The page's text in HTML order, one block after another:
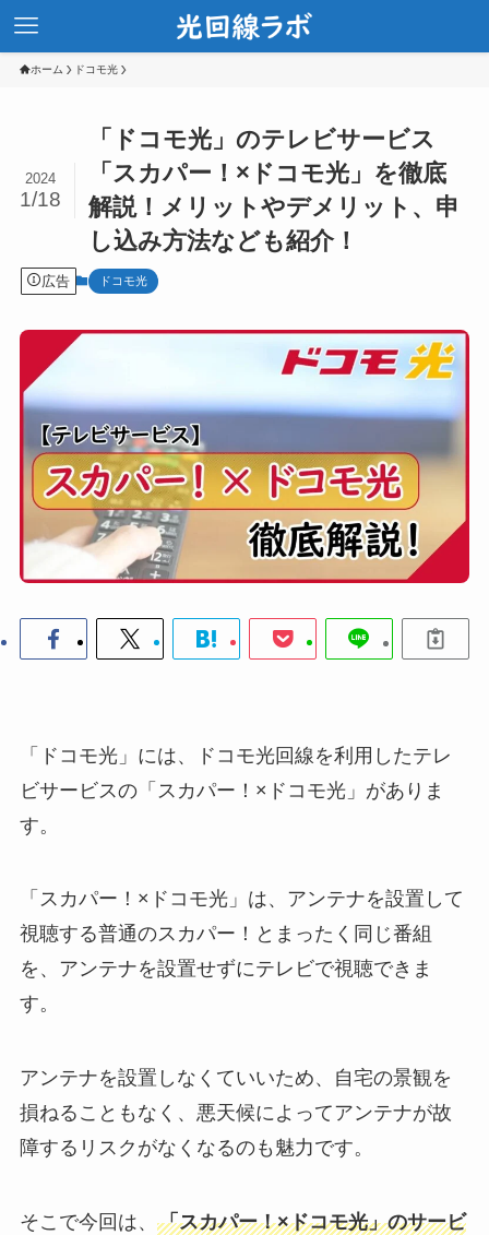
ホーム ドコモ光
「ドコモ光」のテレビサービス
「スカパー！×ドコモ光」を徹底
解説！メリットやデメリット、申
し込み方法なども紹介！
2024
1/18
広告 ドコモ光
「ドコモ光」には、ドコモ光回線を利用したテレ
ビサービスの「スカパー！×ドコモ光」がありま
す。
「スカパー！×ドコモ光」は、アンテナを設置して
視聴する普通のスカパー！とまったく同じ番組
を、アンテナを設置せずにテレビで視聴できま
す。
アンテナを設置しなくていいため、自宅の景観を
損ねることもなく、悪天候によってアンテナが故
障するリスクがなくなるのも魅力です。
そこで今回は、 「スカパー！×ドコモ光」のサービ